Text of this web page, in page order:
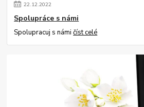
22.12.2022
Spolupráce s námi
Spolupracuj s námičíst celé